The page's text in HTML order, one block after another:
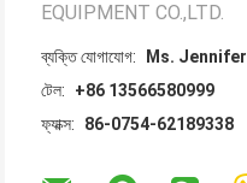
EQUIPMENT CO.,LTD.
ব্যক্তি যোগাযোগ:
Ms. Jennifer
টেল:
+86 13566580999
ফ্যাক্স:
86-0754-62189338